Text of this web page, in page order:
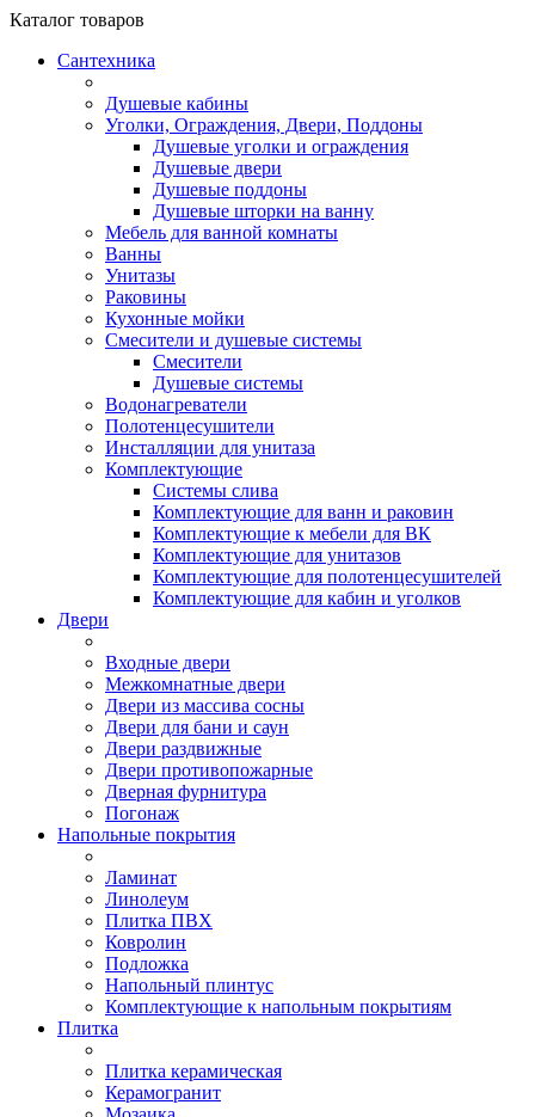
Каталог товаров
Сантехника
Душевые кабины
Уголки, Ограждения, Двери, Поддоны
Душевые уголки и ограждения
Душевые двери
Душевые поддоны
Душевые шторки на ванну
Мебель для ванной комнаты
Ванны
Унитазы
Раковины
Кухонные мойки
Смесители и душевые системы
Смесители
Душевые системы
Водонагреватели
Полотенцесушители
Инсталляции для унитаза
Комплектующие
Системы слива
Комплектующие для ванн и раковин
Комплектующие к мебели для ВК
Комплектующие для унитазов
Комплектующие для полотенцесушителей
Комплектующие для кабин и уголков
Двери
Входные двери
Межкомнатные двери
Двери из массива сосны
Двери для бани и саун
Двери раздвижные
Двери противопожарные
Дверная фурнитура
Погонаж
Напольные покрытия
Ламинат
Линолеум
Плитка ПВХ
Ковролин
Подложка
Напольный плинтус
Комплектующие к напольным покрытиям
Плитка
Плитка керамическая
Керамогранит